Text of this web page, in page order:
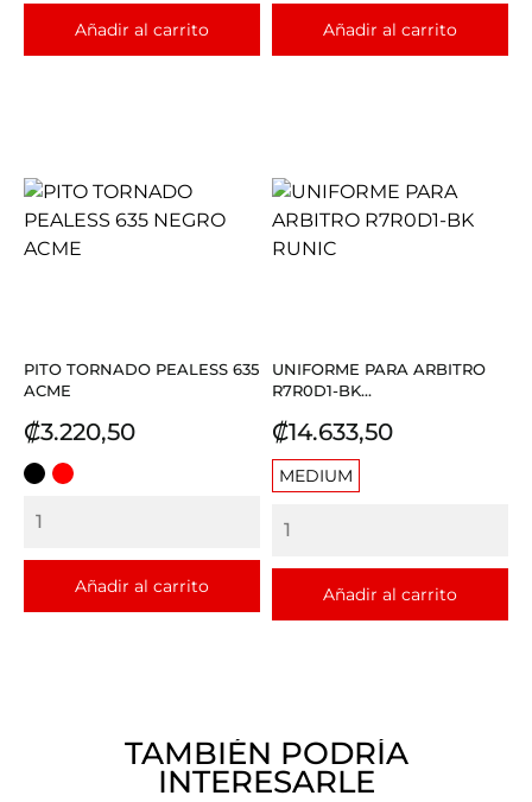
Añadir al carrito Añadir al carrito
PITO TORNADO PEALESS 635
ACME
Precio
₡3.220,50
NEGRO
ROJO
Añadir al carrito
UNIFORME PARA ARBITRO
R7R0D1-BK...
Precio
₡14.633,50
MEDIUM
Añadir al carrito
TAMBIÉN PODRÍA
INTERESARLE